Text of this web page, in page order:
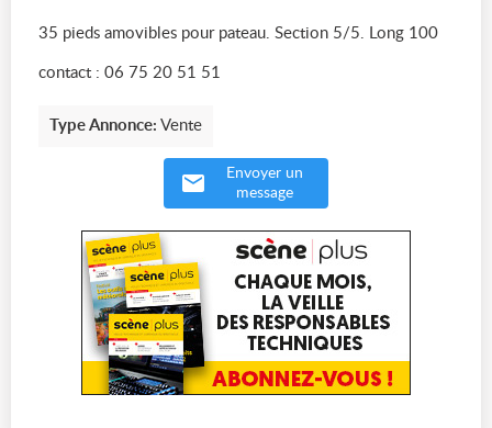
35 pieds amovibles pour pateau. Section 5/5. Long 100
contact : 06 75 20 51 51
Type Annonce: Vente
Envoyer un
message